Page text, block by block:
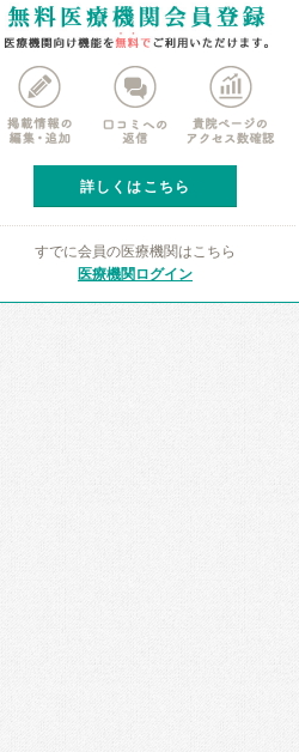
詳しくはこちら
すでに会員の医療機関はこちら
医療機関ログイン